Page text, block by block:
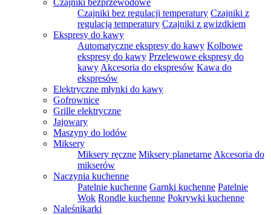
Czajniki bezprzewodowe
Czajniki bez regulacji temperatury Czajniki z
regulacją temperatury Czajniki z gwizdkiem
Ekspresy do kawy
Automatyczne ekspresy do kawy Kolbowe
ekspresy do kawy Przelewowe ekspresy do
kawy Akcesoria do ekspresów Kawa do
ekspresów
Elektryczne młynki do kawy
Gofrownice
Grille elektryczne
Jajowary
Maszyny do lodów
Miksery
Miksery ręczne Miksery planetarne Akcesoria do
mikserów
Naczynia kuchenne
Patelnie kuchenne Garnki kuchenne Patelnie
Wok Rondle kuchenne Pokrywki kuchenne
Naleśnikarki